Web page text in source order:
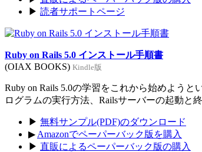
▶ 読者サポートページ
Ruby on Rails 5.0 インストール手順書
(OIAX BOOKS) Kindle版
Ruby on Rails 5.0の学習をこれから始めよう
ログラムの実行方法、Railsサーバーの起動と
▶ 無料サンプル(PDF)のダウンロード
▶ Amazonでペーパーバック版を購入
▶ 直販によるペーパーバック版の購入